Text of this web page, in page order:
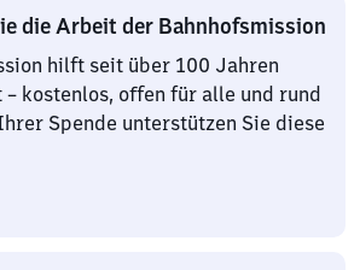
die Arbeit der Bahnhofsmission
hilft seit über 100 Jahren
– kostenlos, offen für alle und rund
Spende unterstützen Sie diese